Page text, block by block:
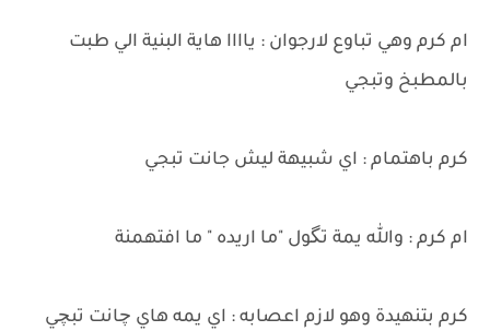
ام كرم وهي تباوع لارجوان : ياااا هاية البنية الي طبت
بالمطبخ وتبجي
كرم باهتمام : اي شبيهة ليش جانت تبجي
ام كرم : والله يمة تگول "ما اريده " ما افتهمنة
كرم بتنهيدة وهو لازم اعصابه : اي يمه هاي چانت تبچي